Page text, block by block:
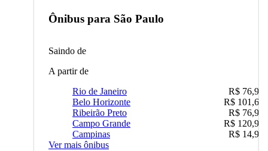
Ônibus para São Paulo
Saindo de
A partir de
Rio de Janeiro
R$ 76,90
Belo Horizonte
R$ 101,67
Ribeirão Preto
R$ 76,90
Campo Grande
R$ 120,90
Campinas
R$ 14,90
Ver mais ônibus